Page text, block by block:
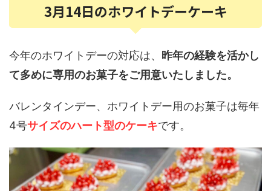
3月14日のホワイトデーケーキ
今年のホワイトデーの対応は、 昨年の経験を活かし
て多めに専用のお菓子をご用意いたしました。
バレンタインデー、ホワイトデー用のお菓子は毎年
4号サイズのハート型のケーキです。